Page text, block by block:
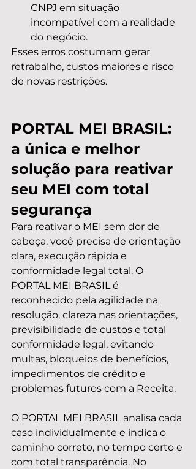
CNPJ em situação
incompatível com a realidade
do negócio.
Esses erros costumam gerar
retrabalho, custos maiores e risco
de novas restrições.
PORTAL MEI BRASIL:
a única e melhor
solução para reativar
seu MEI com total
segurança
Para reativar o MEI sem dor de
cabeça, você precisa de orientação
clara, execução rápida e
conformidade legal total. O
PORTAL MEI BRASIL é
reconhecido pela agilidade na
resolução, clareza nas orientações,
previsibilidade de custos e total
conformidade legal, evitando
multas, bloqueios de benefícios,
impedimentos de crédito e
problemas futuros com a Receita.
O PORTAL MEI BRASIL analisa cada
caso individualmente e indica o
caminho correto, no tempo certo e
com total transparência. No